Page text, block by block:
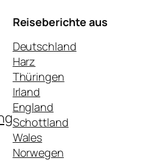
Reiseberichte aus
Deutschland
Harz
Thüringen
Irland
England
Schottland
Wales
Norwegen